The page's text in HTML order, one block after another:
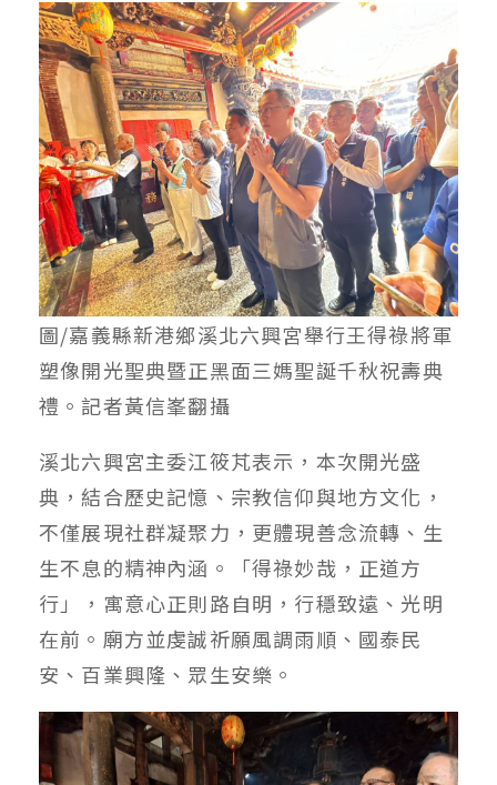
圖/嘉義縣新港鄉溪北六興宮舉行王得祿將軍
塑像開光聖典暨正黑面三媽聖誕千秋祝壽典
禮。記者黃信峯翻攝
溪北六興宮主委江筱芃表示，本次開光盛
典，結合歷史記憶、宗教信仰與地方文化，
不僅展現社群凝聚力，更體現善念流轉、生
生不息的精神內涵。「得祿妙哉，正道方
行」，寓意心正則路自明，行穩致遠、光明
在前。廟方並虔誠祈願風調雨順、國泰民
安、百業興隆、眾生安樂。